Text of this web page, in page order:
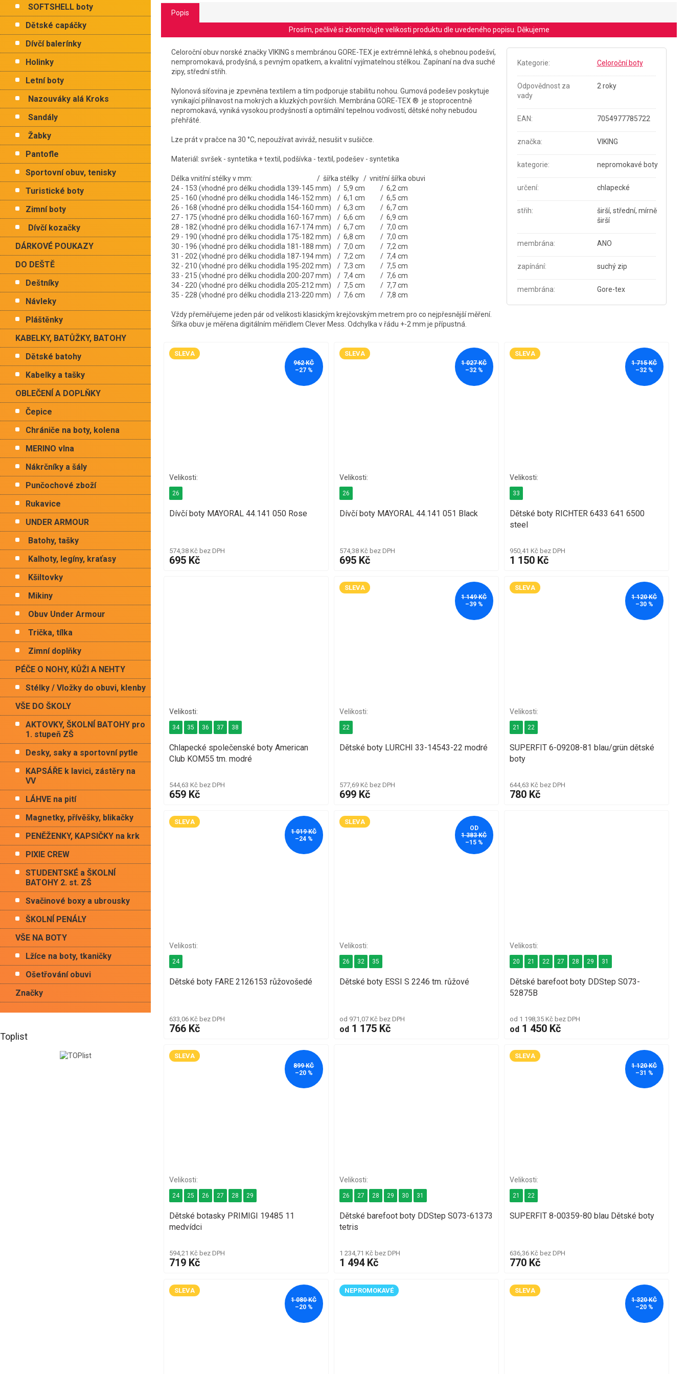
SOFTSHELL boty
Dětské capáčky
Dívčí balerínky
Holinky
Letní boty
Nazouváky alá Kroks
Sandály
Žabky
Pantofle
Sportovní obuv, tenisky
Turistické boty
Zimní boty
Dívčí kozačky
DÁRKOVÉ POUKAZY
DO DEŠTĚ
Deštníky
Návleky
Pláštěnky
KABELKY, BATŮŽKY, BATOHY
Dětské batohy
Kabelky a tašky
OBLEČENÍ A DOPLŇKY
Čepice
Chrániče na boty, kolena
MERINO vlna
Nákrčníky a šály
Punčochové zboží
Rukavice
UNDER ARMOUR
Batohy, tašky
Kalhoty, legíny, kraťasy
Kšiltovky
Mikiny
Obuv Under Armour
Trička, tílka
Zimní doplňky
PÉČE O NOHY, KŮŽI A NEHTY
Stélky / Vložky do obuvi, klenby
VŠE DO ŠKOLY
AKTOVKY, ŠKOLNÍ BATOHY pro
1. stupeň ZŠ
Desky, saky a sportovní pytle
KAPSÁŘE k lavici, zástěry na
VV
LÁHVE na pití
Magnetky, přívěšky, blikačky
PENĚŽENKY, KAPSIČKY na krk
PIXIE CREW
STUDENTSKÉ a ŠKOLNÍ
BATOHY 2. st. ZŠ
Svačinové boxy a ubrousky
ŠKOLNÍ PENÁLY
VŠE NA BOTY
Lžíce na boty, tkaničky
Ošetřování obuvi
Značky
Toplist
Popis
Prosím, pečlivě si zkontrolujte velikosti produktu dle uvedeného popisu. Děkujeme
Celoroční obuv norské značky VIKING s membránou GORE-TEX je extrémně lehká, s ohebnou podešví,
nempromokavá, prodyšná, s pevným opatkem, a kvalitní vyjímatelnou stélkou. Zapínaní na dva suché
zipy, střední střih.
Nylonová síťovina je zpevněna textilem a tím podporuje stabilitu nohou. Gumová podešev poskytuje
vynikající přilnavost na mokrých a kluzkých površích. Membrána GORE-TEX ® je stoprocentně
nepromokavá, vyniká vysokou prodyšností a optimální tepelnou vodivostí, dětské nohy nebudou
přehřáté.
Lze prát v pračce na 30 °C, nepoužívat aviváž, nesušit v sušičce.
Materiál: svršek - syntetika + textil, podšívka - textil, podešev - syntetika
Délka vnitřní stélky v mm: / šířka stélky / vnitřní šířka obuvi
24 - 153 (vhodné pro délku chodidla 139-145 mm) / 5,9 cm / 6,2 cm
25 - 160 (vhodné pro délku chodidla 146-152 mm) / 6,1 cm / 6,5 cm
26 - 168 (vhodné pro délku chodidla 154-160 mm) / 6,3 cm / 6,7 cm
27 - 175 (vhodné pro délku chodidla 160-167 mm) / 6,6 cm / 6,9 cm
28 - 182 (vhodné pro délku chodidla 167-174 mm) / 6,7 cm / 7,0 cm
29 - 190 (vhodné pro délku chodidla 175-182 mm) / 6,8 cm / 7,0 cm
30 - 196 (vhodné pro délku chodidla 181-188 mm) / 7,0 cm / 7,2 cm
31 - 202 (vhodné pro délku chodidla 187-194 mm) / 7,2 cm / 7,4 cm
32 - 210 (vhodné pro délku chodidla 195-202 mm) / 7,3 cm / 7,5 cm
33 - 215 (vhodné pro délku chodidla 200-207 mm) / 7,4 cm / 7,6 cm
34 - 220 (vhodné pro délku chodidla 205-212 mm) / 7,5 cm / 7,7 cm
35 - 228 (vhodné pro délku chodidla 213-220 mm) / 7,6 cm / 7,8 cm
Vždy přeměřujeme jeden pár od velikosti klasickým krejčovským metrem pro co nejpřesnější měření.
Šířka obuv je měřena digitálním měřidlem Clever Mess. Odchylka v řádu +-2 mm je přípustná.
Kategorie: Celoroční boty
Odpovědnost za
vady
2 roky
EAN: 7054977785722
značka: VIKING
kategorie: nepromokavé boty
určení: chlapecké
střih:
širší, střední, mírně
širší
membrána: ANO
zapínání: suchý zip
membrána: Gore-tex
SLEVA
962 KČ
–27 %
Dívčí boty MAYORAL 44.141 050 Rose
574,38 Kč bez DPH
695 Kč
26
SLEVA
1 027 KČ
–32 %
Dívčí boty MAYORAL 44.141 051 Black
574,38 Kč bez DPH
695 Kč
26
SLEVA
1 715 KČ
–32 %
Dětské boty RICHTER 6433 641 6500
steel
950,41 Kč bez DPH
1 150 Kč
33
Chlapecké společenské boty American
Club KOM55 tm. modré
544,63 Kč bez DPH
659 Kč
34 35 36 37 38
SLEVA
1 149 KČ
–39 %
Dětské boty LURCHI 33-14543-22 modré
577,69 Kč bez DPH
699 Kč
22
SLEVA
1 120 KČ
–30 %
SUPERFIT 6-09208-81 blau/grün dětské
boty
644,63 Kč bez DPH
780 Kč
21 22
SLEVA
1 019 KČ
–24 %
Dětské boty FARE 2126153 růžovošedé
633,06 Kč bez DPH
766 Kč
24
SLEVA
OD
1 383 KČ
–15 %
Dětské boty ESSI S 2246 tm. růžové
od 971,07 Kč bez DPH
od1 175 Kč
26 32 35
Dětské barefoot boty DDStep S073-
52875B
od 1 198,35 Kč bez DPH
od1 450 Kč
20 21 22 27 28 29 31
SLEVA
899 KČ
–20 %
Dětské botasky PRIMIGI 19485 11
medvídci
594,21 Kč bez DPH
719 Kč
24 25 26 27 28 29
Dětské barefoot boty DDStep S073-61373
tetris
1 234,71 Kč bez DPH
1 494 Kč
26 27 28 29 30 31
SLEVA
1 120 KČ
–31 %
SUPERFIT 8-00359-80 blau Dětské boty
636,36 Kč bez DPH
770 Kč
21 22
SLEVA
1 080 KČ
–20 %
NEPROMOKAVÉ SLEVA
1 320 KČ
–20 %